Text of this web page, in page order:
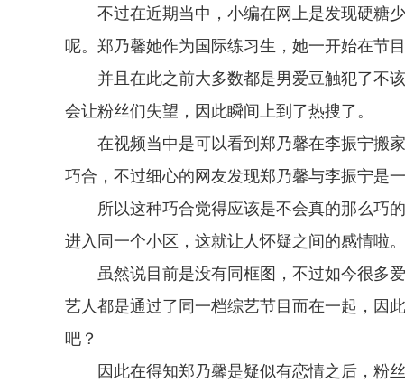
不过在近期当中，小编在网上是发现硬糖
呢。郑乃馨她作为国际练习生，她一开始在节
并且在此之前大多数都是男爱豆触犯了不
会让粉丝们失望，因此瞬间上到了热搜了。
在视频当中是可以看到郑乃馨在李振宁搬
巧合，不过细心的网友发现郑乃馨与李振宁是
所以这种巧合觉得应该是不会真的那么巧
进入同一个小区，这就让人怀疑之间的感情啦。
虽然说目前是没有同框图，不过如今很多
艺人都是通过了同一档综艺节目而在一起，因
吧？
因此在得知郑乃馨是疑似有恋情之后，粉